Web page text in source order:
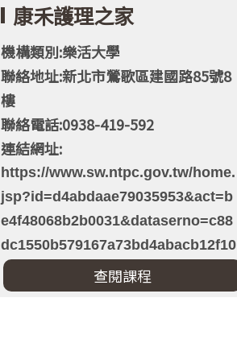
康禾護理之家
機構類別:樂活大學
聯絡地址:新北市鶯歌區建國路85號8
樓
聯絡電話:0938-419-592
連結網址:
https://www.sw.ntpc.gov.tw/home.
jsp?id=d4abdaae79035953&act=b
e4f48068b2b0031&dataserno=c88
dc1550b579167a73bd4abacb12f10